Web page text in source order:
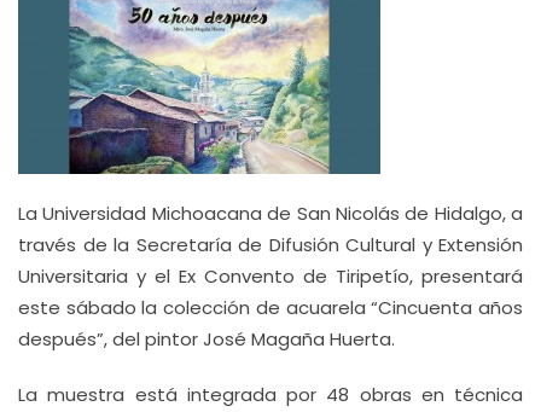
La Universidad Michoacana de San Nicolás de Hidalgo, a
través de la Secretaría de Difusión Cultural y Extensión
Universitaria y el Ex Convento de Tiripetío, presentará
este sábado la colección de acuarela “Cincuenta años
después”, del pintor José Magaña Huerta.
La muestra está integrada por 48 obras en técnica